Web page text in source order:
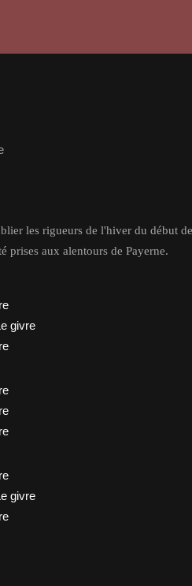
les rigueurs de l'hiver du début
prises aux alentours de Payerne.